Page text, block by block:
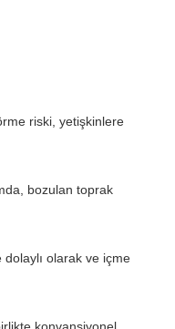
riski, yetişkinlere
bozulan toprak
dolaylı olarak ve içme